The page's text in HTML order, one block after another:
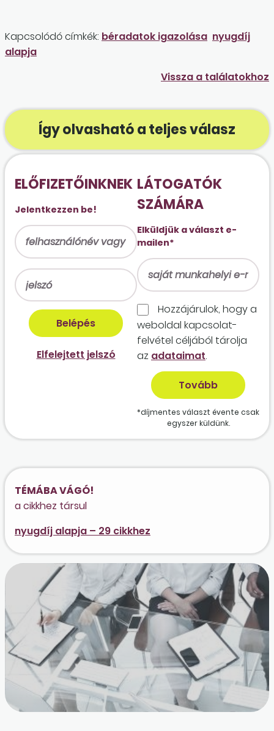
Kapcsolódó címkék: béradatok igazolása nyugdíj
alapja
Vissza a találatokhoz
Így olvasható a teljes válasz
ELŐFIZETŐINKNEK
Jelentkezzen be!
Elfelejtett jelszó
LÁTOGATÓK
SZÁMÁRA
Elküldjük a választ e-
mailen*
Hozzájárulok, hogy a
weboldal kapcso­lat­
felvétel céljából tárolja
az adataimat.
*díjmentes választ évente csak
egyszer küldünk.
TÉMÁBA VÁGÓ!
a cikkhez társul
nyugdíj alapja – 29 cikkhez